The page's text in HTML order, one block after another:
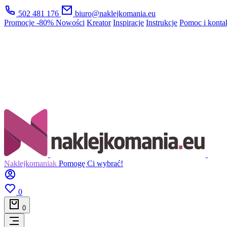
502 481 176
biuro@naklejkomania.eu
Promocje -80% Nowości Kreator Inspiracje Instrukcje Pomoc i
Naklejkomaniak Pomogę Ci wybrać!
0
0